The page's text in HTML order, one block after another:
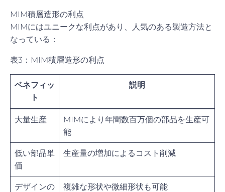
MIM積層造形の利点
MIMにはユニークな利点があり、人気のある製造方法と
なっている：
表3：MIM積層造形の利点
ベネフィッ
ト
説明
大量生産
MIMにより年間数百万個の部品を生産可
能
低い部品単
価
生産量の増加によるコスト削減
デザインの
複雑な形状や微細形状も可能